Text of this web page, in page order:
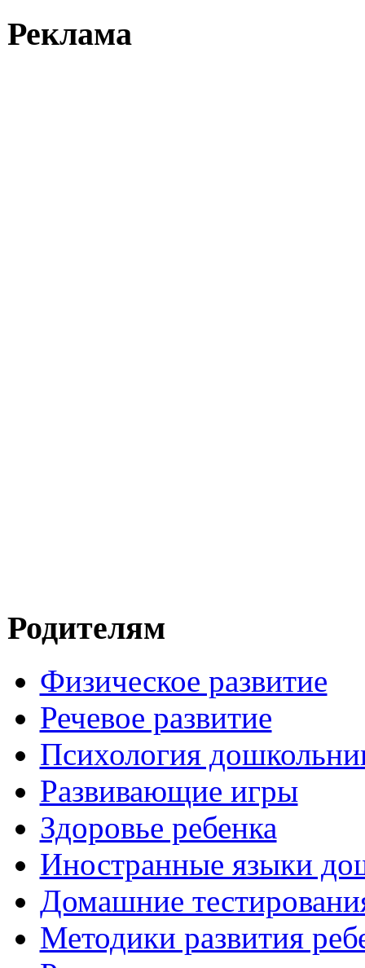
Реклама
Родителям
Физическое развитие
Речевое развитие
Психология
Развивающие игры
Здоровье ребенка
Иностранные языки
Домашние
Методики развития